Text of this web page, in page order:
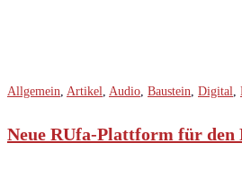
Allgemein Artikel Audio Baustein Digital
Neue RUfa-Plattform für